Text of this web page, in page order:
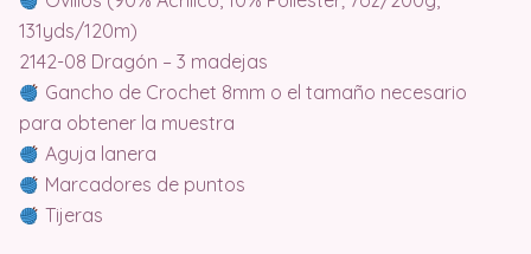
131yds/120m)
2142-08 Dragón – 3 madejas
Gancho de Crochet 8mm o el tamaño necesario
para obtener la muestra
Aguja lanera
Marcadores de puntos
Tijeras